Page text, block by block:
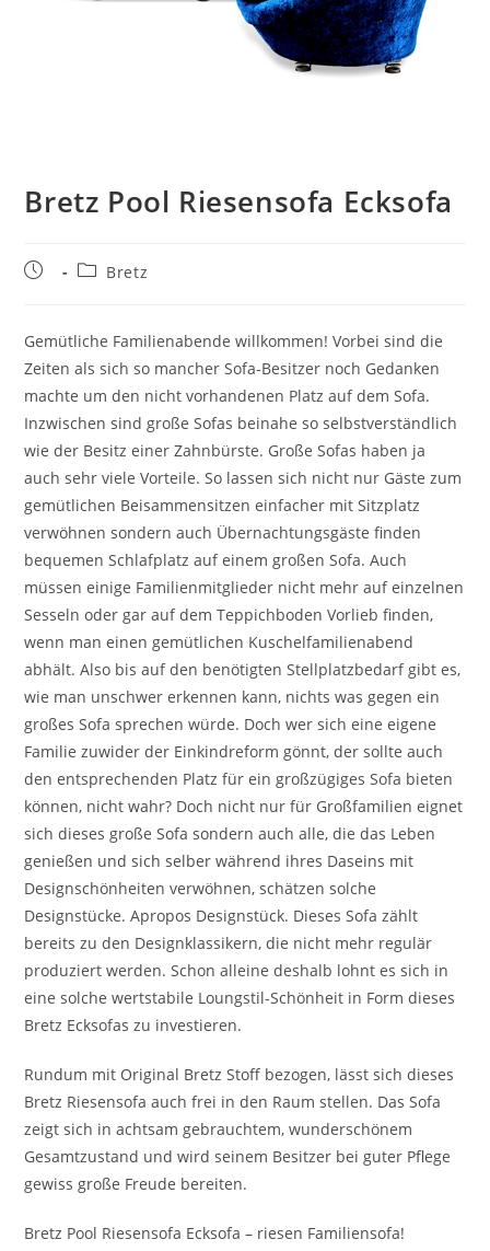
Bretz Pool Riesensofa Ecksofa
Bretz
Gemütliche Familienabende willkommen! Vorbei sind die
Zeiten als sich so mancher Sofa-Besitzer noch Gedanken
machte um den nicht vorhandenen Platz auf dem Sofa.
Inzwischen sind große Sofas beinahe so selbstverständlich
wie der Besitz einer Zahnbürste. Große Sofas haben ja
auch sehr viele Vorteile. So lassen sich nicht nur Gäste zum
gemütlichen Beisammensitzen einfacher mit Sitzplatz
verwöhnen sondern auch Übernachtungsgäste finden
bequemen Schlafplatz auf einem großen Sofa. Auch
müssen einige Familienmitglieder nicht mehr auf einzelnen
Sesseln oder gar auf dem Teppichboden Vorlieb finden,
wenn man einen gemütlichen Kuschelfamilienabend
abhält. Also bis auf den benötigten Stellplatzbedarf gibt es,
wie man unschwer erkennen kann, nichts was gegen ein
großes Sofa sprechen würde. Doch wer sich eine eigene
Familie zuwider der Einkindreform gönnt, der sollte auch
den entsprechenden Platz für ein großzügiges Sofa bieten
können, nicht wahr? Doch nicht nur für Großfamilien eignet
sich dieses große Sofa sondern auch alle, die das Leben
genießen und sich selber während ihres Daseins mit
Designschönheiten verwöhnen, schätzen solche
Designstücke. Apropos Designstück. Dieses Sofa zählt
bereits zu den Designklassikern, die nicht mehr regulär
produziert werden. Schon alleine deshalb lohnt es sich in
eine solche wertstabile Loungstil-Schönheit in Form dieses
Bretz Ecksofas zu investieren.
Rundum mit Original Bretz Stoff bezogen, lässt sich dieses
Bretz Riesensofa auch frei in den Raum stellen. Das Sofa
zeigt sich in achtsam gebrauchtem, wunderschönem
Gesamtzustand und wird seinem Besitzer bei guter Pflege
gewiss große Freude bereiten.
Bretz Pool Riesensofa Ecksofa – riesen Familiensofa!